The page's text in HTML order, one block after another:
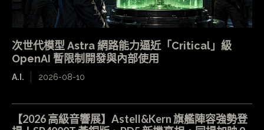
次世代模型 Astra 網路能力逼近「Critical」級
OpenAI 暫限制開發與內部使用
A.I. 2026-08-10
【2026 高級音響展】Astell&Kern 旗艦陣容強勢登